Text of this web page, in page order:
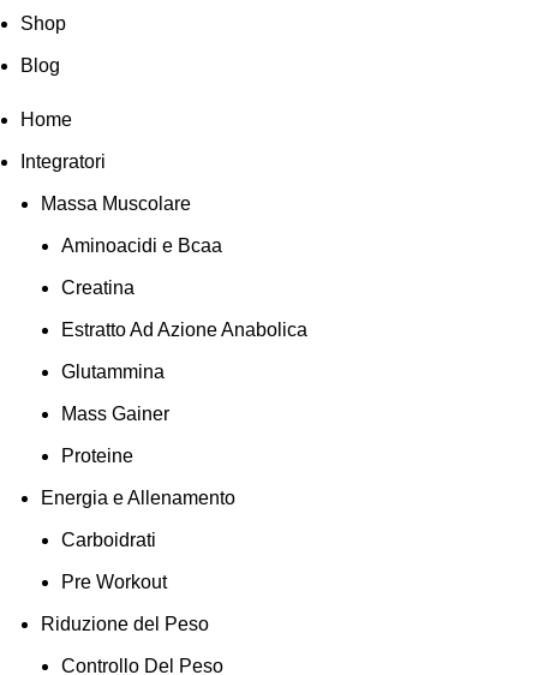
Shop
Blog
Home
Integratori
Massa Muscolare
Aminoacidi e Bcaa
Creatina
Estratto Ad Azione Anabolica
Glutammina
Mass Gainer
Proteine
Energia e Allenamento
Carboidrati
Pre Workout
Riduzione del Peso
Controllo Del Peso